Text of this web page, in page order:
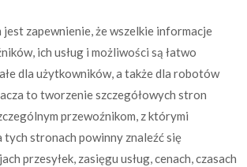
jest zapewnienie, że wszelkie informacje
ich usług i możliwości są łatwo
dla użytkowników, a także dla robotów
to tworzenie szczegółowych stron
przewoźnikom, z którymi
tych stronach powinny znaleźć się
przesyłek, zasięgu usług, cenach, czasach